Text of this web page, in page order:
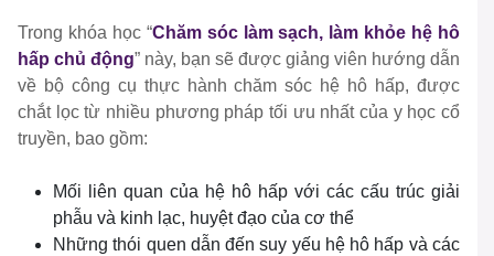
Trong khóa học “Chăm sóc làm sạch, làm khỏe hệ hô
hấp chủ động” này, bạn sẽ được giảng viên hướng dẫn
về bộ công cụ thực hành chăm sóc hệ hô hấp, được
chắt lọc từ nhiều phương pháp tối ưu nhất của y học cổ
truyền, bao gồm:
Mối liên quan của hệ hô hấp với các cấu trúc giải
phẫu và kinh lạc, huyệt đạo của cơ thể
Những thói quen dẫn đến suy yếu hệ hô hấp và các